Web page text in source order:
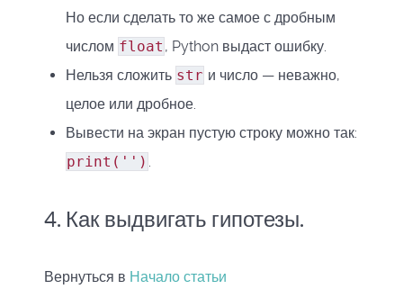
Но если сделать то же самое с дробным
числом float , Python выдаст ошибку.
Нельзя сложить str и число — неважно,
целое или дробное.
Вывести на экран пустую строку можно так:
print('') .
4. Как выдвигать гипотезы.
Вернуться в Начало статьи